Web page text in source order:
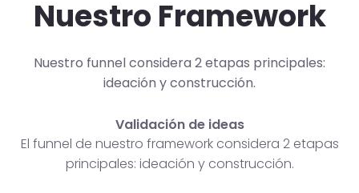
Nuestro Framework
Nuestro funnel considera 2 etapas principales:
ideación y construcción.
Validación de ideas
El funnel de nuestro framework considera 2 etapas
principales: ideación y construcción.